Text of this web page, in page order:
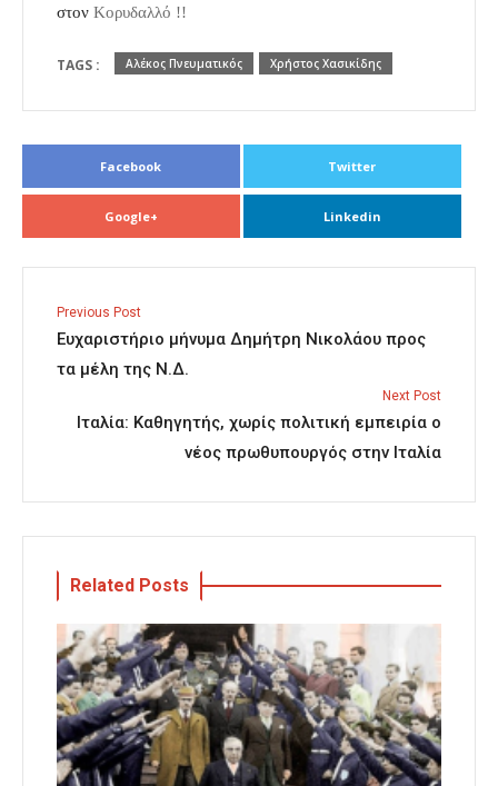
στον Κορυδαλλό !!
TAGS : Αλέκος Πνευματικός Χρήστος Χασικίδης
Facebook Twitter
Google+ Linkedin
Previous Post
Ευχαριστήριο μήνυμα Δημήτρη Νικολάου προς
τα μέλη της Ν.Δ.
Next Post
Ιταλία: Καθηγητής, χωρίς πολιτική εμπειρία ο
νέος πρωθυπουργός στην Ιταλία
Related Posts